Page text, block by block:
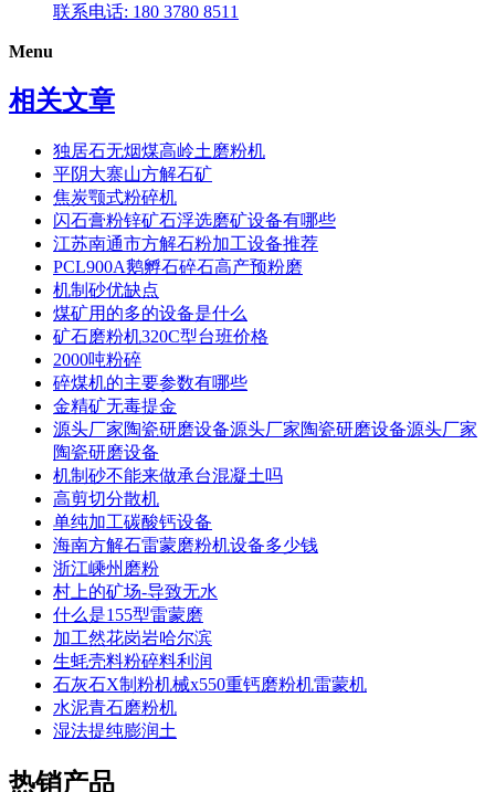
联系电话: 180 3780 8511
Menu
相关文章
独居石无烟煤高岭土磨粉机
平阴大寨山方解石矿
焦炭颚式粉碎机
闪石膏粉锌矿石浮选磨矿设备有哪些
江苏南通市方解石粉加工设备推荐
PCL900A鹅孵石碎石高产预粉磨
机制砂优缺点
煤矿用的多的设备是什么
矿石磨粉机320C型台班价格
2000吨粉碎
碎煤机的主要参数有哪些
金精矿无毒提金
源头厂家陶瓷研磨设备源头厂家陶瓷研磨设备源头厂家
陶瓷研磨设备
机制砂不能来做承台混凝土吗
高剪切分散机
单纯加工碳酸钙设备
海南方解石雷蒙磨粉机设备多少钱
浙江嵊州磨粉
村上的矿场-导致无水
什么是155型雷蒙磨
加工然花岗岩哈尔滨
生蚝壳料粉碎料利润
石灰石X制粉机械x550重钙磨粉机雷蒙机
水泥青石磨粉机
湿法提纯膨润土
热销产品